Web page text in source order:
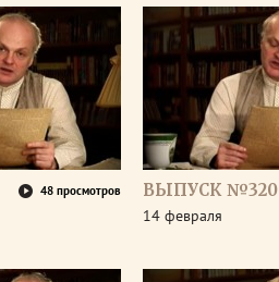
48 просмотров ВЫПУСК №320
14 февраля